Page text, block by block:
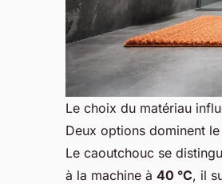
Le choix du matériau
Deux options dominent
Le caoutchouc se
à la machine à 40 °C, il